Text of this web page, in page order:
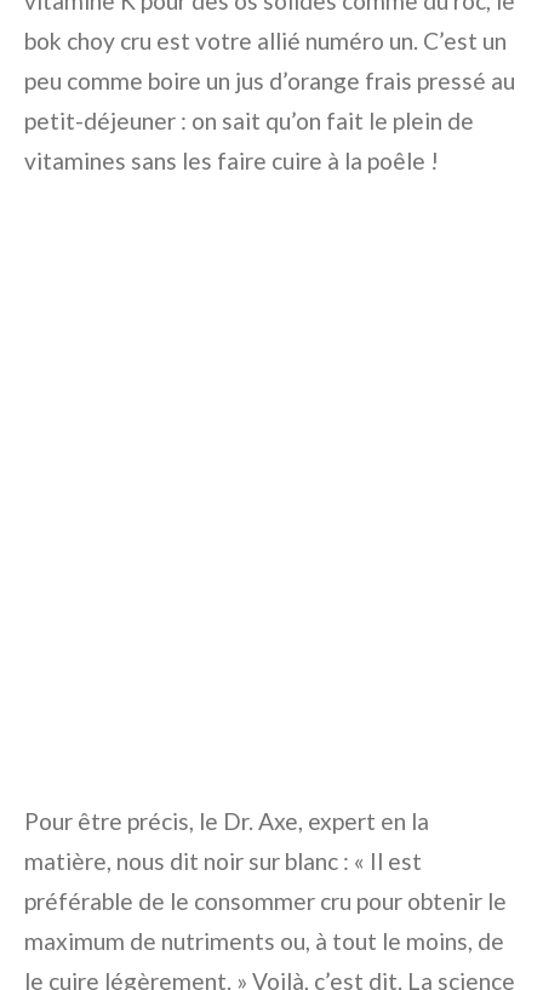
bok choy cru est votre allié numéro un. C’est un
peu comme boire un jus d’orange frais pressé au
petit-déjeuner : on sait qu’on fait le plein de
vitamines sans les faire cuire à la poêle !
Pour être précis, le Dr. Axe, expert en la
matière, nous dit noir sur blanc : « Il est
préférable de le consommer cru pour obtenir le
maximum de nutriments ou, à tout le moins, de
le cuire légèrement. » Voilà, c’est dit. La science